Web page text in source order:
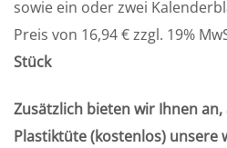
sowie ein oder zwei
Preis von 16,94 € zzgl. 19%
Stück
Zusätzlich bieten wir Ihnen
Plastiktüte (kostenlos) unsere